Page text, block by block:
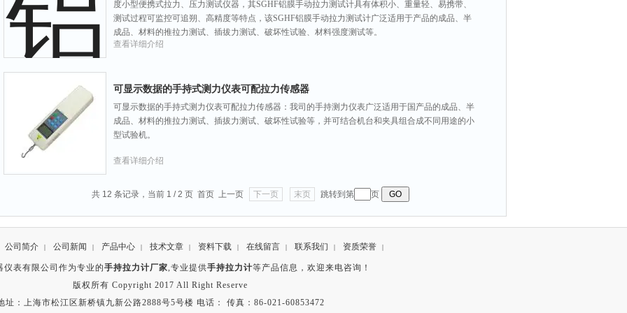
度小型便携式拉力、压力测试仪器，其SGHF铝膜手动拉力测试计具有体积小、重量轻、易携带、
测试过程可监控可追朔、高精度等特点，该SGHF铝膜手动拉力测试计广泛适用于产品的成品、半
成品、材料的推拉力测试、插拔力测试、破坏性试验、材料强度测试等。
查看详细介绍
可显示数据的手持式测力仪表可配拉力传感器
可显示数据的手持式测力仪表可配拉力传感器：我司的手持测力仪表广泛适用于国产品的成品、半
成品、材料的推拉力测试、插拔力测试、破坏性试验等，并可结合机台和夹具组合成不同用途的小
型试验机。
查看详细介绍
共 12 条记录，当前 1 / 2 页 首页 上一页 下一页 末页 跳转到第 页
公司简介 | 公司新闻 | 产品中心 | 技术文章 | 资料下载 | 在线留言 | 联系我们 | 资质荣誉 |
仪表有限公司作为专业的手持拉力计厂家,专业提供手持拉力计等产品信息，欢迎来电咨询！
版权所有 Copyright 2017 All Right Reserve
址：上海市松江区新桥镇九新公路2888号5号楼 电话： 传真：86-021-60853472